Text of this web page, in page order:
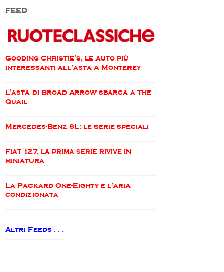
FEED
Gooding Christie’s, le auto più
interessanti all’asta a Monterey
L’asta di Broad Arrow sbarca a The
Quail
Mercedes-Benz SL: le serie speciali
Fiat 127, la prima serie rivive in
miniatura
La Packard One-Eighty e l’aria
condizionata
Altri Feeds . . .